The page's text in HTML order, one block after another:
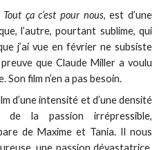
Tout ça c’est pour nous, est d’une
l’autre, pourtant sublime, qui
j’ai vue en février ne subsiste
que Claude Miller a voulu
film n’en a pas besoin.
d’une intensité et d’une densité
de la passion irrépressible,
de Maxime et Tania. Il nous
une passion dévastatrice,